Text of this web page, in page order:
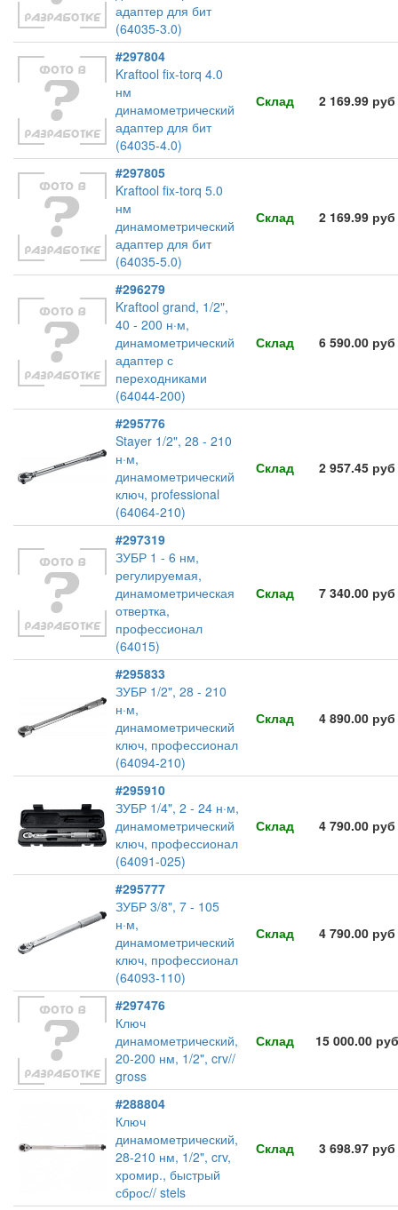
адаптер для бит
(64035-3.0)
#297804
Kraftool fix-torq 4.0
нм
динамометрический
адаптер для бит
(64035-4.0)
Склад 2 169.99 руб
#297805
Kraftool fix-torq 5.0
нм
динамометрический
адаптер для бит
(64035-5.0)
Склад 2 169.99 руб
#296279
Kraftool grand, 1/2",
40 - 200 н·м,
динамометрический
адаптер с
переходниками
(64044-200)
Склад 6 590.00 руб
#295776
Stayer 1/2", 28 - 210
н·м,
динамометрический
ключ, professional
(64064-210)
Склад 2 957.45 руб
#297319
ЗУБР 1 - 6 нм,
регулируемая,
динамометрическая
отвертка,
профессионал
(64015)
Склад 7 340.00 руб
#295833
ЗУБР 1/2", 28 - 210
н·м,
динамометрический
ключ, профессионал
(64094-210)
Склад 4 890.00 руб
#295910
ЗУБР 1/4", 2 - 24 н·м,
динамометрический
ключ, профессионал
(64091-025)
Склад 4 790.00 руб
#295777
ЗУБР 3/8", 7 - 105
н·м,
динамометрический
ключ, профессионал
(64093-110)
Склад 4 790.00 руб
#297476
Ключ
динамометрический,
20-200 нм, 1/2", crv//
gross
Склад 15 000.00 руб
#288804
Ключ
динамометрический,
28-210 нм, 1/2", crv,
хромир., быстрый
сброс// stels
Склад 3 698.97 руб